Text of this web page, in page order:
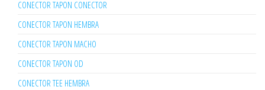
CONECTOR TAPON CONECTOR
CONECTOR TAPON HEMBRA
CONECTOR TAPON MACHO
CONECTOR TAPON OD
CONECTOR TEE HEMBRA